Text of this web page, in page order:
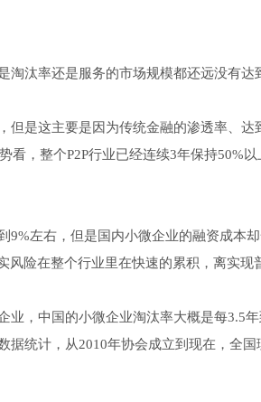
汰率还是服务的市场规模都还远没有达
是这主要是因为传统金融的渗透率、达
看，整个P2P行业已经连续3年保持50%
左右，但是国内小微企业的融资成本
险在整个行业里在快速的累积，离实现
，中国的小微企业淘汰率大概是每3.5年
统计，从2010年协会成立到现在，全